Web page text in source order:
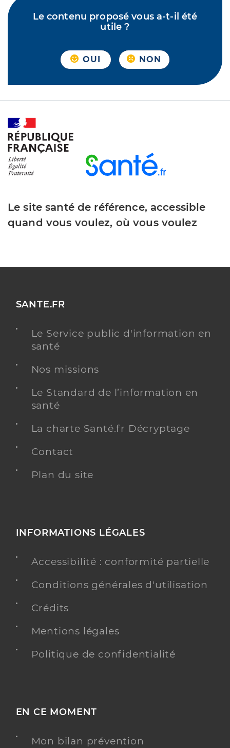
Le contenu proposé vous a-t-il été
utile ?
OUI NON
Le site santé de référence, accessible
quand vous voulez, où vous voulez
SANTE.FR
Le Service public d'information en
santé
Nos missions
Le Standard de l’information en
santé
La charte Santé.fr Décryptage
Contact
Plan du site
INFORMATIONS LÉGALES
Accessibilité : conformité partielle
Conditions générales d'utilisation
Crédits
Mentions légales
Politique de confidentialité
EN CE MOMENT
Mon bilan prévention